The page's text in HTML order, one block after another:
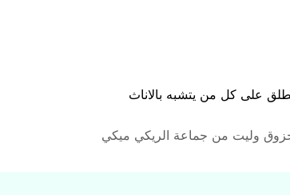
على كل من يتشبه بالاناث
وليت من جماعة الريكي ميكي